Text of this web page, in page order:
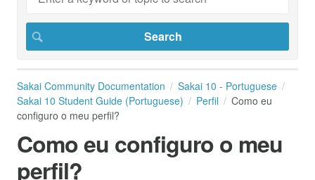
Sakai Community Documentation
Sakai 10 - Portuguese
Sakai 10 Student Guide (Portuguese)
Perfil
Como eu
configuro o meu perfil?
Como eu configuro o meu
perfil?